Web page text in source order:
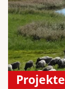
Projekte